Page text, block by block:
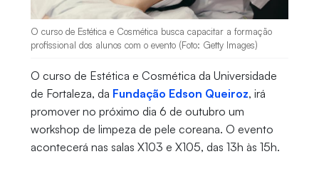
O curso de Estética e Cosmética busca capacitar a formação
profissional dos alunos com o evento (Foto: Getty Images)
O curso de Estética e Cosmética da Universidade
de Fortaleza, da Fundação Edson Queiroz, irá
promover no próximo dia 6 de outubro um
workshop de limpeza de pele coreana. O evento
acontecerá nas salas X103 e X105, das 13h às 15h.